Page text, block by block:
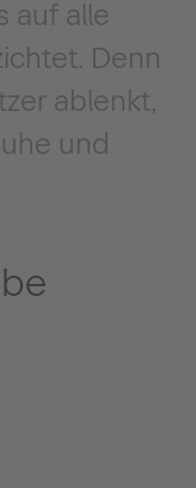
auf alle
Denn
ablenkt,
und